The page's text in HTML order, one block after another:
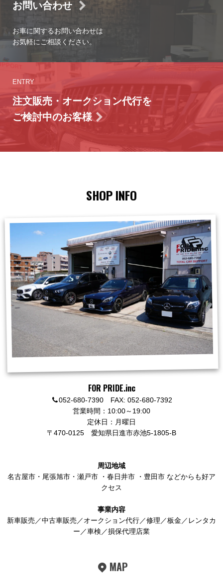
お問い合わせ
お車に関するお問い合わせは
お気軽にご相談ください。
ENTRY
注文販売・オークション代行を
ご検討中のお客様
SHOP INFO
FOR PRIDE.inc
052-680-7390 FAX: 052-680-7392
営業時間：10:00～19:00
定休日：月曜日
〒470-0125 愛知県日進市赤池5-1805-B
周辺地域
名古屋市 ・ 尾張旭市 ・ 瀬戸市 ・ 春日井市 ・ 豊田市 などからも好ア
クセス
事業内容
新車販売／中古車販売／オークション代行／修理／板金／レンタカ
ー／車検／損保代理店業
MAP